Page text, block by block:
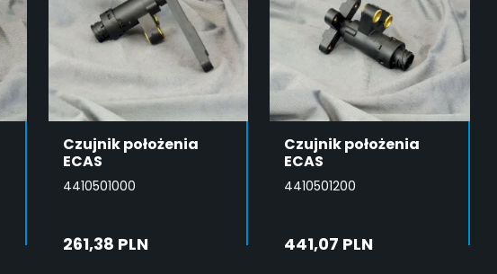
Czujnik położenia
ECAS
4410501000
261,38 PLN
Czujnik położenia
ECAS
4410501200
441,07 PLN